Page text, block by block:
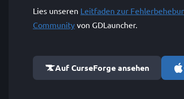
Lies unseren Leitfaden zur
Community von GDLauncher.
Auf CurseForge ansehen